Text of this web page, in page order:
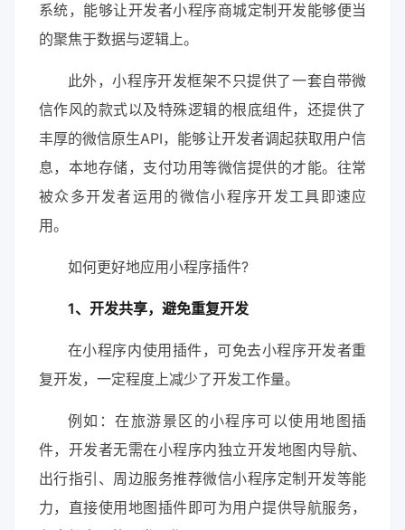
系统，能够让开发者小程序商城定制开发能够便当
的聚焦于数据与逻辑上。
此外，小程序开发框架不只提供了一套自带微
信作风的款式以及特殊逻辑的根底组件，还提供了
丰厚的微信原生API，能够让开发者调起获取用户信
息，本地存储，支付功用等微信提供的才能。往常
被众多开发者运用的微信小程序开发工具即速应
用。
如何更好地应用小程序插件?
1、开发共享，避免重复开发
在小程序内使用插件，可免去小程序开发者重
复开发，一定程度上减少了开发工作量。
例如：在旅游景区的小程序可以使用地图插
件，开发者无需在小程序内独立开发地图内导航、
出行指引、周边服务推荐微信小程序定制开发等能
力，直接使用地图插件即可为用户提供导航服务，